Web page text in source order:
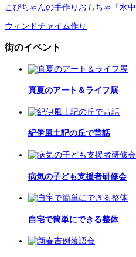
こぴちゃんの手作りおもちゃ「水
ウィンドチャイム作り
街のイベント
真夏のアート＆ライフ展
紀伊風土記の丘で昔話
病気の子ども支援者研修会
自宅で簡単にできる整体